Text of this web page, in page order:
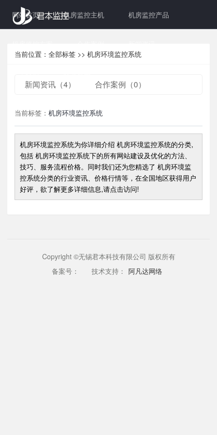
网站首页 机房监控主机 机房监控产品
当前位置： 全部标签 >> 机房环境监控系统
新闻资讯（4） 合作案例（0）
当前标签： 机房环境监控系统
机房环境监控系统为你详细介绍 机房环境监控系统的分类,
包括 机房环境监控系统下的所有网站建设及优化的方法、
技巧、服务流程价格。同时我们还为您精选了 机房环境监
控系统分类的行业资讯、价格行情等，在全国地区获得用户
好评，欲了解更多详细信息,请点击访问!
Copyright ©无锡君本科技有限公司 版权所有
备案号：
技术支持： 阿凡达网络